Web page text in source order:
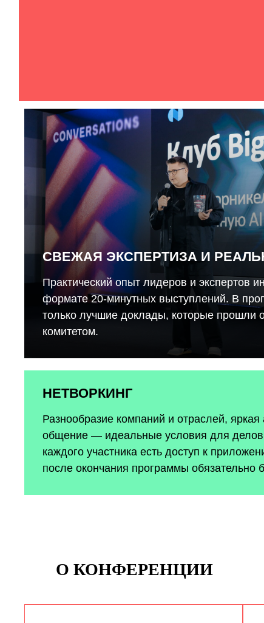
СВЕЖАЯ ЭКСПЕРТИЗА И
Практический опыт лидеров и экспертов
формате 20-минутных выступлений. В
только лучшие доклады, которые прошли
комитетом.
НЕТВОРКИНГ
Разнообразие компаний и отраслей,
общение — идеальные условия для
каждого участника есть доступ к
после окончания программы обязательно
О КОНФЕРЕНЦИИ